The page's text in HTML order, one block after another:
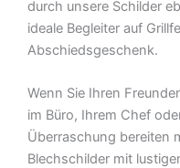
durch unsere Schilder
ideale Begleiter auf
Abschiedsgeschenk.
Wenn Sie Ihren
im Büro, Ihrem Chef
Überraschung bereiten
Blechschilder mit